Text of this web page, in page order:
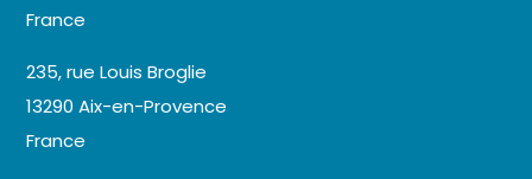
France
235, rue Louis Broglie
13290 Aix-en-Provence
France